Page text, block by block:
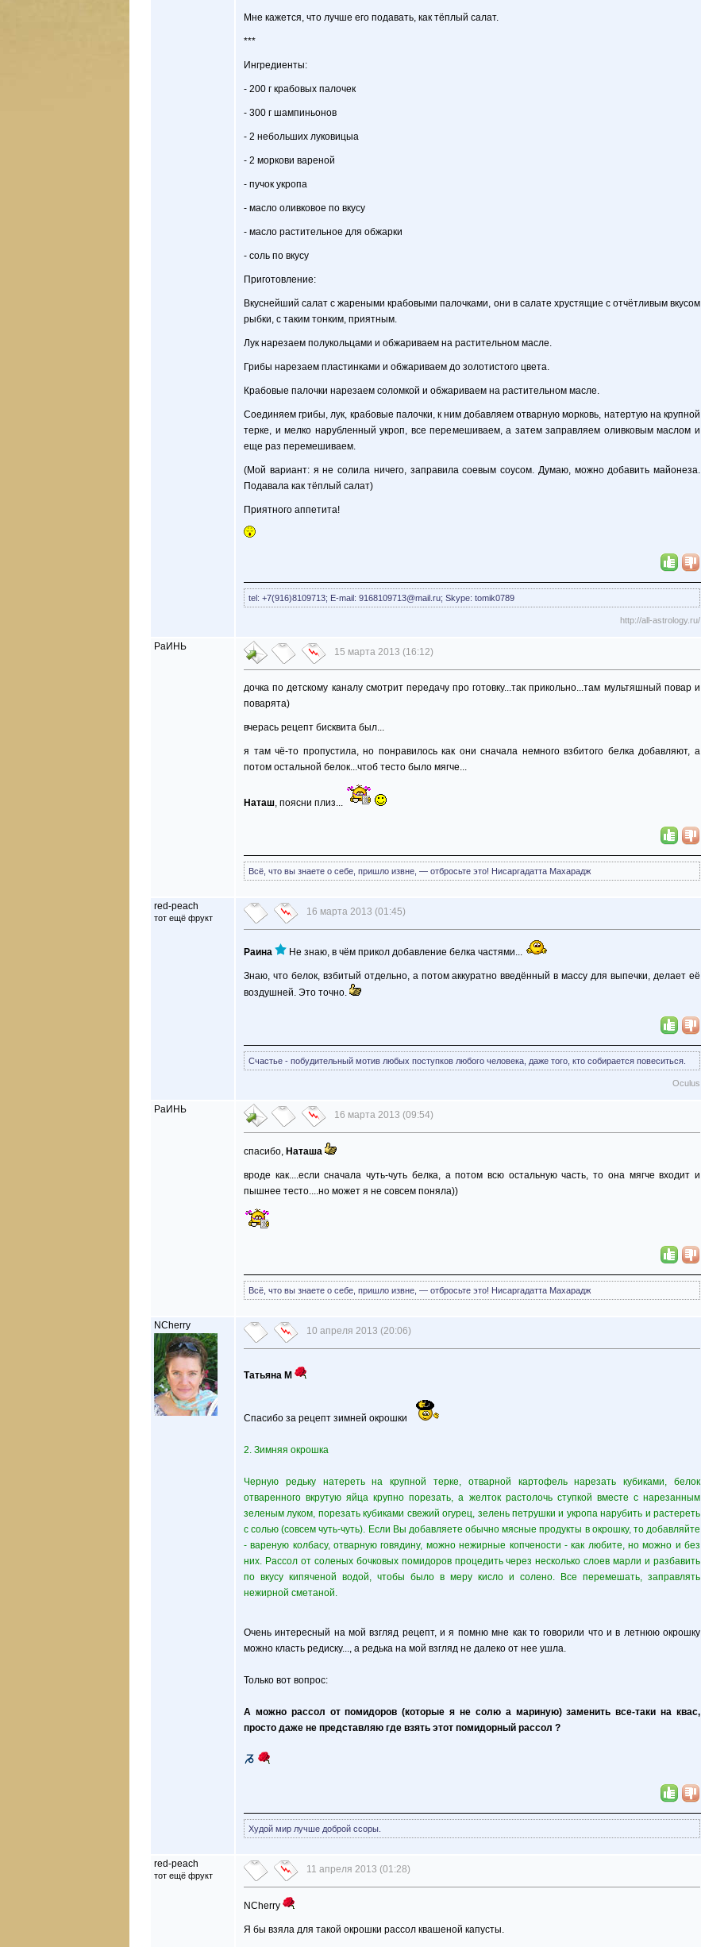
Мне кажется, что лучше его подавать, как тёплый салат.
***
Ингредиенты:
- 200 г крабовых палочек
- 300 г шампиньонов
- 2 небольших луковицыа
- 2 моркови вареной
- пучок укропа
- масло оливковое по вкусу
- масло растительное для обжарки
- соль по вкусу
Приготовление:
Вкуснейший салат с жареными крабовыми палочками, они в салате хрустящие с отчётливым вкусом
рыбки, с таким тонким, приятным.
Лук нарезаем полукольцами и обжариваем на растительном масле.
Грибы нарезаем пластинками и обжариваем до золотистого цвета.
Крабовые палочки нарезаем соломкой и обжариваем на растительном масле.
Соединяем грибы, лук, крабовые палочки, к ним добавляем отварную морковь, натертую на крупной
терке, и мелко нарубленный укроп, все перемешиваем, а затем заправляем оливковым маслом и
еще раз перемешиваем.
(Мой вариант: я не солила ничего, заправила соевым соусом. Думаю, можно добавить майонеза.
Подавала как тёплый салат)
Приятного аппетита!
tel: +7(916)8109713; E-mail: 9168109713@mail.ru; Skype: tomik0789
http://all-astrology.ru/
РаИНЬ 15 марта 2013 (16:12)
дочка по детскому каналу смотрит передачу про готовку...так прикольно...там мультяшный повар и
поварята)
вчерась рецепт бисквита был...
я там чё-то пропустила, но понравилось как они сначала немного взбитого белка добавляют, а
потом остальной белок...чтоб тесто было мягче...
Наташ, поясни плиз...
Всё, что вы знаете о себе, пришло извне, — отбросьте это! Нисаргадатта Махарадж
red-peach
тот ещё фрукт
16 марта 2013 (01:45)
Раина Не знаю, в чём прикол добавление белка частями...
Знаю, что белок, взбитый отдельно, а потом аккуратно введённый в массу для выпечки, делает её
воздушней. Это точно.
Счастье - побудительный мотив любых поступков любого человека, даже того, кто собирается повеситься.
Oculus
РаИНЬ 16 марта 2013 (09:54)
спасибо, Наташа
вроде как....если сначала чуть-чуть белка, а потом всю остальную часть, то она мягче входит и
пышнее тесто....но может я не совсем поняла))
Всё, что вы знаете о себе, пришло извне, — отбросьте это! Нисаргадатта Махарадж
NCherry 10 апреля 2013 (20:06)
Татьяна М
Спасибо за рецепт зимней окрошки
2. Зимняя окрошка
Черную редьку натереть на крупной терке, отварной картофель нарезать кубиками, белок
отваренного вкрутую яйца крупно порезать, а желток растолочь ступкой вместе с нарезанным
зеленым луком, порезать кубиками свежий огурец, зелень петрушки и укропа нарубить и растереть
с солью (совсем чуть-чуть). Если Вы добавляете обычно мясные продукты в окрошку, то добавляйте
- вареную колбасу, отварную говядину, можно нежирные копчености - как любите, но можно и без
них. Рассол от соленых бочковых помидоров процедить через несколько слоев марли и разбавить
по вкусу кипяченой водой, чтобы было в меру кисло и солено. Все перемешать, заправлять
нежирной сметаной.
Очень интересный на мой взгляд рецепт, и я помню мне как то говорили что и в летнюю окрошку
можно класть редиску..., а редька на мой взгляд не далеко от нее ушла.
Только вот вопрос:
А можно рассол от помидоров (которые я не солю а мариную) заменить все-таки на квас,
просто даже не представляю где взять этот помидорный рассол ?
Худой мир лучше доброй ссоры.
red-peach
тот ещё фрукт
11 апреля 2013 (01:28)
NCherry
Я бы взяла для такой окрошки рассол квашеной капусты.